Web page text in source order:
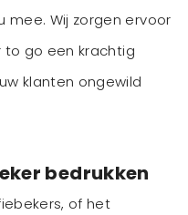
Wij zorgen ervoor
go een krachtig
klanten ongewild
bedrukken
of het